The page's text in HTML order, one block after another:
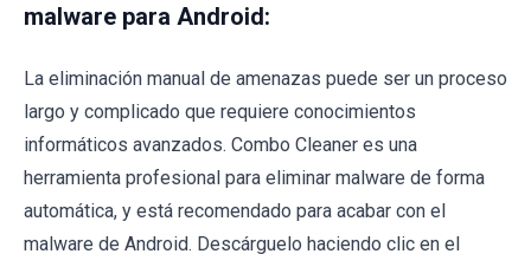
malware para Android:
La eliminación manual de amenazas puede ser un proceso
largo y complicado que requiere conocimientos
informáticos avanzados. Combo Cleaner es una
herramienta profesional para eliminar malware de forma
automática, y está recomendado para acabar con el
malware de Android. Descárguelo haciendo clic en el